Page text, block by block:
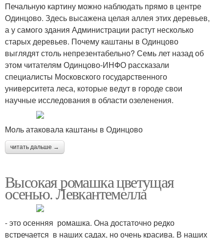
Печальную картину можно наблюдать прямо в центре
Одинцово. Здесь высажена целая аллея этих деревьев,
а у самого здания Администрации растут несколько
старых деревьев. Почему каштаны в Одинцово
выглядят столь непрезентабельно? Семь лет назад об
этом читателям Одинцово-ИНФО рассказали
специалисты Московского государственного
университета леса, которые ведут в городе свои
научные исследования в области озеленения.
Моль атаковала каштаны в Одинцово
читать дальше →
Высокая ромашка цветущая
осенью. Левкантемелла
- это осенняя ромашка. Она достаточно редко
встречается в наших садах, но очень красива. В наших